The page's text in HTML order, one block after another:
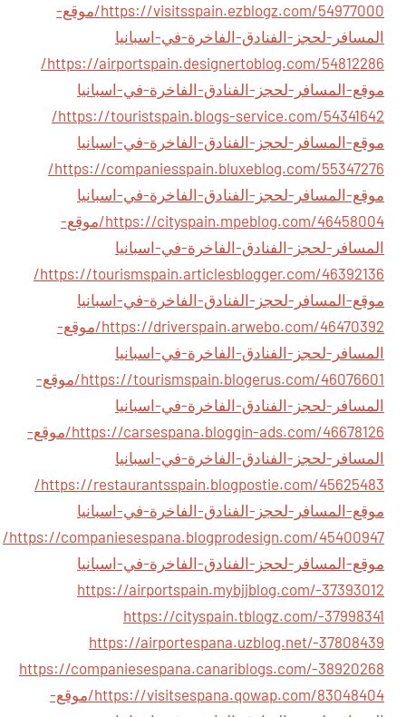
https://visitsspain.ezblogz.com/54977000/موقع-
المسافر-لحجز-الفنادق-الفاخرة-في-اسبانيا
https://airportspain.designertoblog.com/54812286/
موقع-المسافر-لحجز-الفنادق-الفاخرة-في-اسبانيا
https://touristspain.blogs-service.com/54341642/
موقع-المسافر-لحجز-الفنادق-الفاخرة-في-اسبانيا
https://companiesspain.bluxeblog.com/55347276/
موقع-المسافر-لحجز-الفنادق-الفاخرة-في-اسبانيا
https://cityspain.mpeblog.com/46458004/موقع-
المسافر-لحجز-الفنادق-الفاخرة-في-اسبانيا
https://tourismspain.articlesblogger.com/46392136/
موقع-المسافر-لحجز-الفنادق-الفاخرة-في-اسبانيا
https://driverspain.arwebo.com/46470392/موقع-
المسافر-لحجز-الفنادق-الفاخرة-في-اسبانيا
https://tourismspain.blogerus.com/46076601/موقع-
المسافر-لحجز-الفنادق-الفاخرة-في-اسبانيا
https://carsespana.bloggin-ads.com/46678126/موقع-
المسافر-لحجز-الفنادق-الفاخرة-في-اسبانيا
https://restaurantsspain.blogpostie.com/45625483/
موقع-المسافر-لحجز-الفنادق-الفاخرة-في-اسبانيا
https://companiesespana.blogprodesign.com/45400947/
موقع-المسافر-لحجز-الفنادق-الفاخرة-في-اسبانيا
https://airportspain.mybjjblog.com/-37393012
https://cityspain.tblogz.com/-37998341
https://airportespana.uzblog.net/-37808439
https://companiesespana.canariblogs.com/-38920268
https://visitsespana.qowap.com/83048404/موقع-